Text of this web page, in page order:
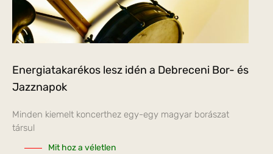
Energiatakarékos lesz idén a Debreceni Bor- és
Jazznapok
Minden kiemelt koncerthez egy-egy magyar borászat
társul
Mit hoz a véletlen